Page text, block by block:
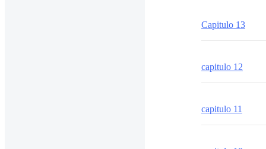
Capitulo 13
capitulo 12
capitulo 11